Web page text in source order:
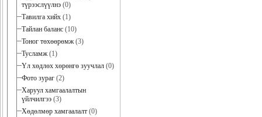
түрээслүүлнэ (0)
Тавилга хийх (1)
Тайлан баланс (10)
Тоног төхөөрөмж(3)
Тусламж(1)
Үл хөдлөх хөрөнгө зуучлал (0)
Фото зураг (2)
Харуул хамгаалалтын
үйлчилгээ (3)
Хөдөлмөр хамгаалалт (0)